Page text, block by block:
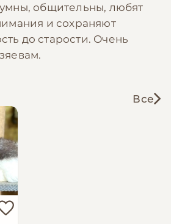
общительны, любят
и сохраняют
до старости. Очень
Все